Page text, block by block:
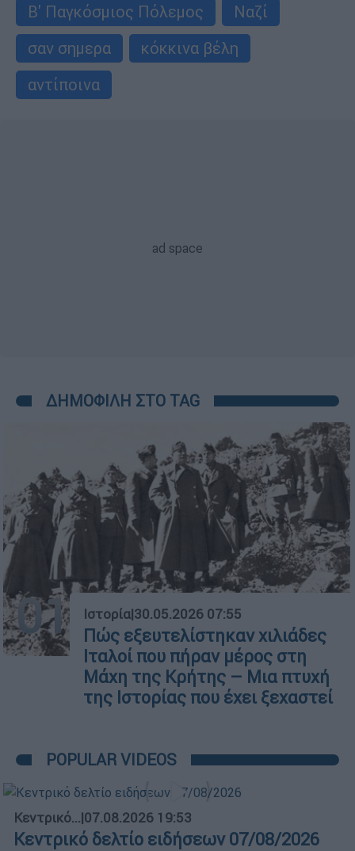
Β' Παγκόσμιος Πόλεμος
Ναζί
σαν σημερα
κόκκινα βέλη
αντίποινα
ΔΗΜΟΦΙΛΗ ΣΤΟ TAG
01 Ιστορία|30.05.2026 07:55
Πώς εξευτελίστηκαν χιλιάδες
Ιταλοί που πήραν μέρος στη
Μάχη της Κρήτης – Μια πτυχή
της Ιστορίας που έχει ξεχαστεί
POPULAR VIDEOS
Κεντρικό...|07.08.2026 19:53
Κεντρικό δελτίο ειδήσεων 07/08/2026